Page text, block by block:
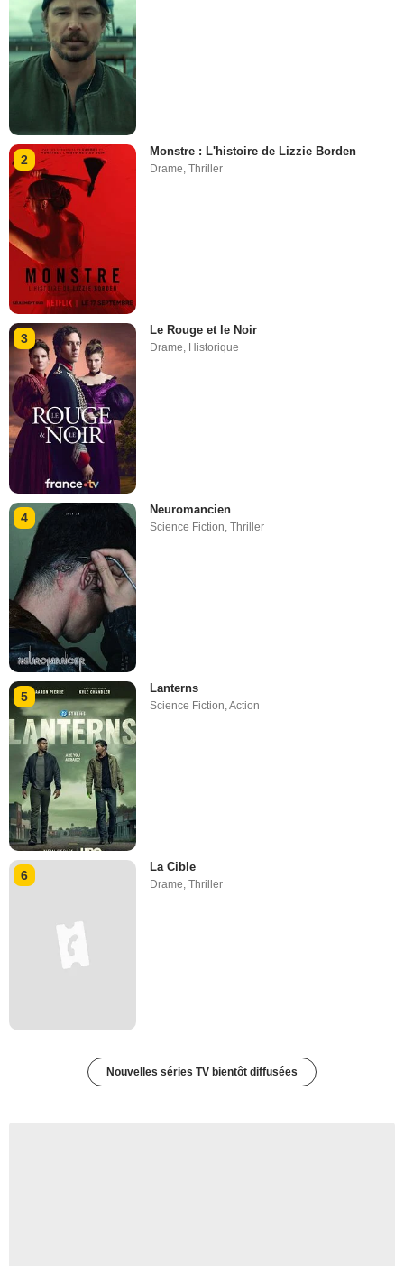
2
Monstre : L'histoire de Lizzie Borden
Drame,Thriller
3
Le Rouge et le Noir
Drame, Historique
4
Neuromancien
Science Fiction ,Thriller
5
Lanterns
Science Fiction,Action
6
La Cible
Drame,Thriller
Nouvelles séries TV bientôt diffusées